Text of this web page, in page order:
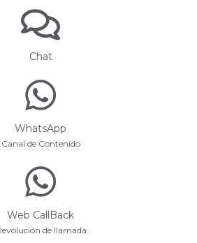
Chat
WhatsApp
Canal de Contenido
Web CallBack
de llamada